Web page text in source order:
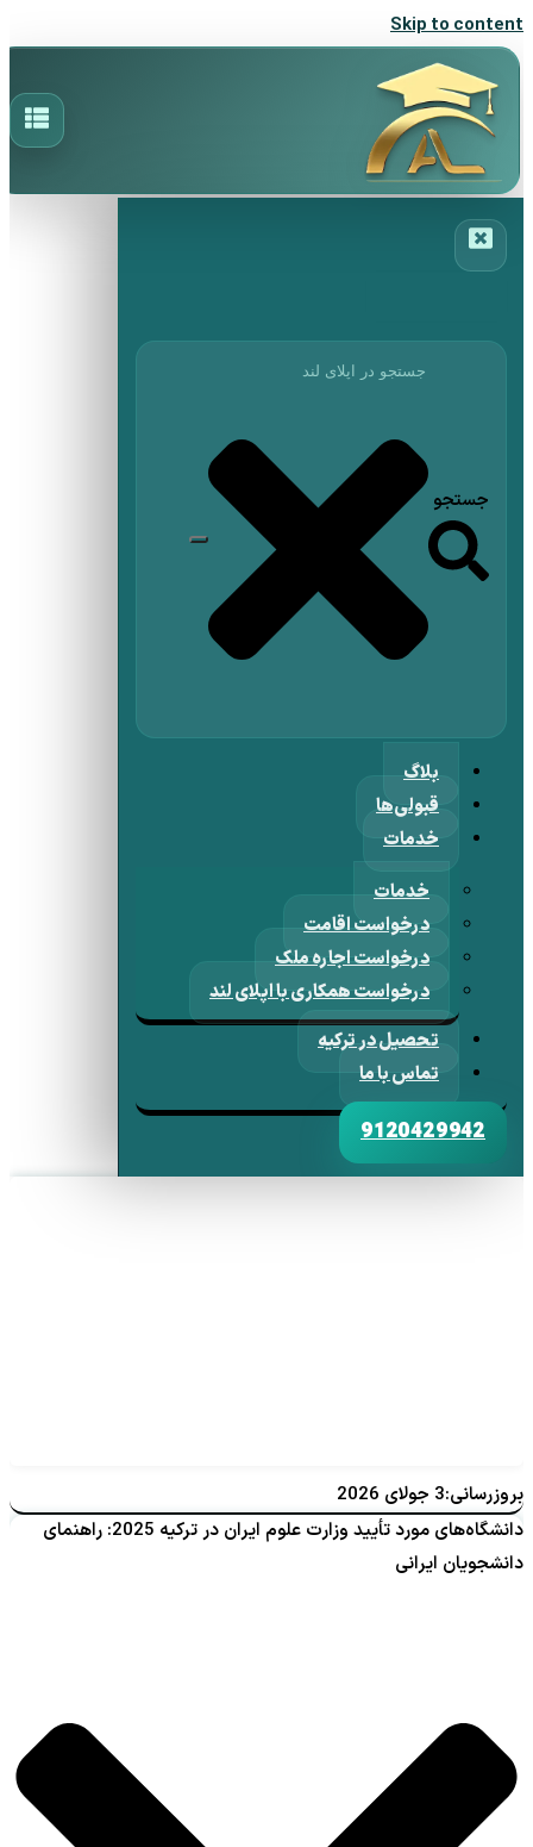
Skip to content
جستجو
بلاگ
قبولی‌ها
خدمات
خدمات
درخواست اقامت
درخواست اجاره ملک
درخواست همکاری با اپلای لند
تحصیل در ترکیه
تماس با ما
9120429942
بروزرسانی:3 جولای 2026
دانشگاه‌های مورد تأیید وزارت علوم ایران در ترکیه 2025: راهنمای
دانشجویان ایرانی